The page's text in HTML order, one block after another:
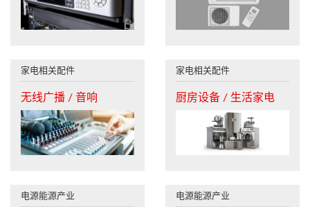
家电相关配件
无线广播 / 音响
家电相关配件
厨房设备 / 生活家电
电源能源产业 电源能源产业